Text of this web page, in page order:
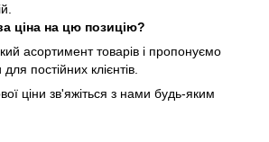
ціна на цю позицію?
асортимент товарів і пропонуємо
постійних клієнтів.
ціни зв'яжіться з нами будь-яким